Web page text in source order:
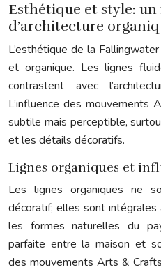
Esthétique et style:
d’architecture
L’esthétique de la
et organique. Les lignes
contrastent avec
L’influence des
subtile mais perceptible,
et les détails décoratifs.
Lignes organiques et
Les lignes organiques ne
décoratif; elles sont
les formes naturelles du
parfaite entre la maison et
des mouvements Arts &